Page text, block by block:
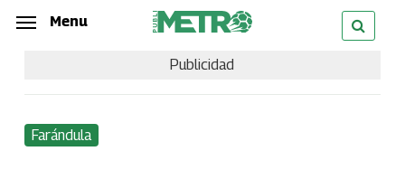
Skip
content
Menu
Publicidad
Farándula
Menu